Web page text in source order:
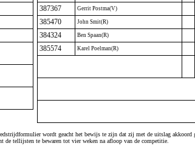
387367 Gerrit Postma(V)
385470 John Smit(R)
384324 Ben Spaan(R)
385574 Karel Poelman(R)
wordt geacht het bewijs te zijn dat zij met de uitslag
de tellijsten te bewaren tot vier weken na afloop van de competitie.